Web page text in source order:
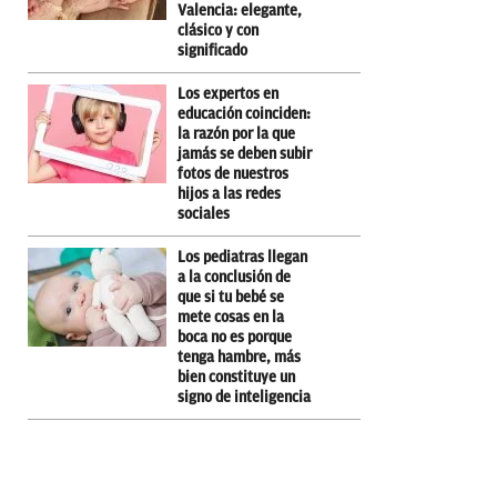
Valencia: elegante,
clásico y con
significado
Los expertos en
educación coinciden:
la razón por la que
jamás se deben subir
fotos de nuestros
hijos a las redes
sociales
Los pediatras llegan
a la conclusión de
que si tu bebé se
mete cosas en la
boca no es porque
tenga hambre, más
bien constituye un
signo de inteligencia